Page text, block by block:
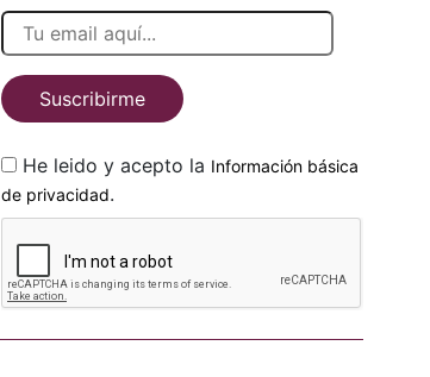
Suscribirme
He leido y acepto la Información básica
de privacidad.